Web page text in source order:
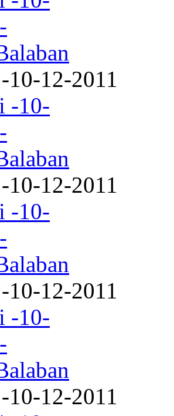
12-2011
12-2011
12-2011
12-2011